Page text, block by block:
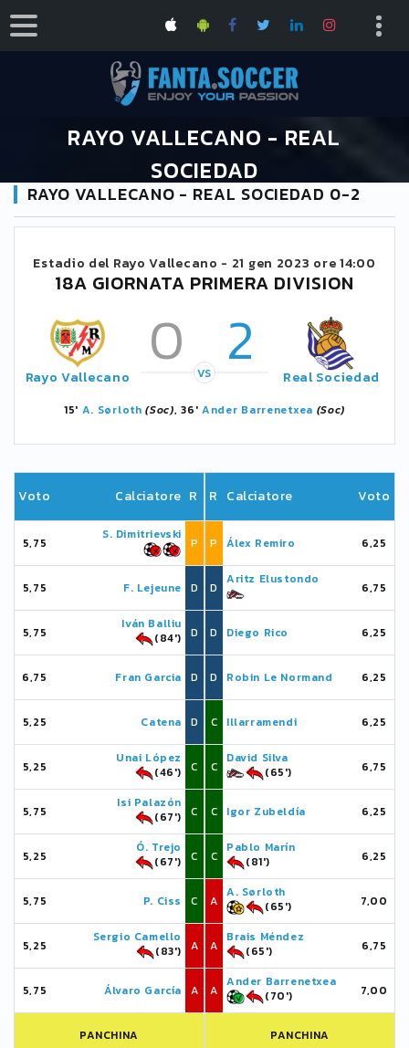
RAYO VALLECANO - REAL
SOCIEDAD
HOME
CALENDARIO PRIMERA DIVISION 2022/2023
RAYO VALLECANO - REAL SOCIEDAD
RAYO VALLECANO - REAL SOCIEDAD 0-2
Estadio del Rayo Vallecano - 21 gen 2023 ore 14:00
18A GIORNATA PRIMERA DIVISION
Rayo Vallecano 0 2
VS Real Sociedad
15' A. Sørloth (Soc), 36'Ander Barrenetxea (Soc)
Voto Calciatore R
5,75
S. Dimitrievski
P
5,75 F. Lejeune D
5,75
Iván Balliu
(84')
D
6,75 Fran Garcia D
5,25 Catena D
5,25
Unai López
(46')
C
5,75
Isi Palazón
(67')
C
5,25
Ó. Trejo
(67')
C
5,75 P. Ciss C
5,25
Sergio Camello
(83')
A
5,75 Álvaro García A
PANCHINA
R Calciatore Voto
P Álex Remiro 6,25
D
Aritz Elustondo
6,75
D Diego Rico 6,25
D Robin Le Normand 6,25
C Illarramendi 6,25
C
David Silva
(65')
6,75
C Igor Zubeldía 6,25
C
Pablo Marín
(81')
6,25
A
A. Sørloth
(65')
7,00
A
Brais Méndez
(65')
6,75
A
Ander Barrenetxea
(70')
7,00
PANCHINA